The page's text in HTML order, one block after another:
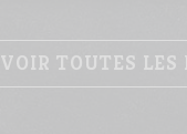
VOIR TOUTES LES